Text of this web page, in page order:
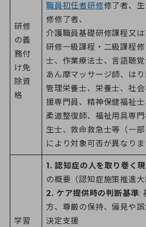
研修
の義
務付
け免
除資
格
職員初任者研修修了者、
修修了者、
介護職員基礎研修課程又
研修一級課程・二級課程
士、作業療法士、言語聴覚
あん摩マッサージ師、はり
管理栄養士、栄養士、社
援専門員、精神保健福祉士
柔道整復師、福祉用具専
生士、救命救急士等（一
により対象可否が異なりま
学習
1. 認知症の人を取り巻く
の概要（認知症施策推進大
2. ケア提供時の判断基準:
方、尊厳の保持、偏見や
決定支援